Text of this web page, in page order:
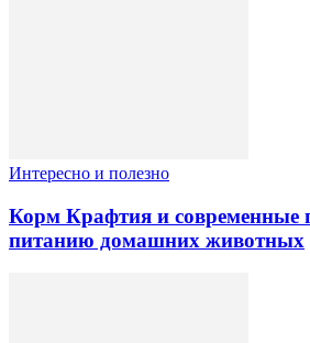
Интересно и полезно
Корм Крафтия и современные
питанию домашних животных